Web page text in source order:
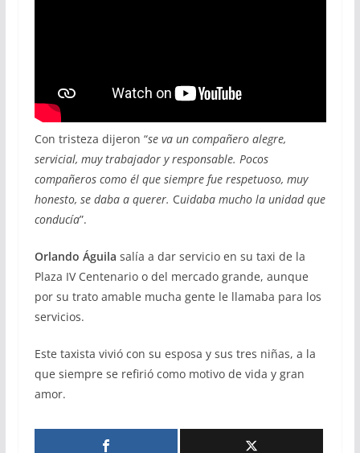
Con tristeza dijeron “se va un compañero alegre,
servicial, muy trabajador y responsable. Pocos
compañeros como él que siempre fue respetuoso, muy
honesto, se daba a querer. Cuidaba mucho la unidad que
conducía”.
Orlando Águila salía a dar servicio en su taxi de la
Plaza IV Centenario o del mercado grande, aunque
por su trato amable mucha gente le llamaba para los
servicios.
Este taxista vivió con su esposa y sus tres niñas, a la
que siempre se refirió como motivo de vida y gran
amor.